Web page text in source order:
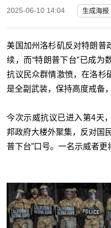
2025-06-10 14:04 生成海报
美国加州洛杉矶反对特朗普
续，而“特朗普下台”已成为
抗议民众群情激愤，在洛杉
是全副武装，保持高度戒备
今次示威抗议已进入第4天
邦政府大楼外聚集，反对国
普下台”口号。一名示威者更